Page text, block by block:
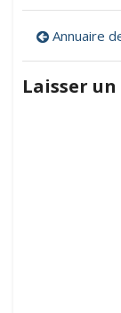
de
Annuaire des sites des groupes ressources
Laisser